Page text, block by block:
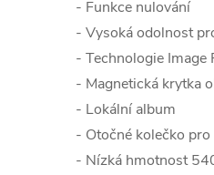
- Funkce nulování
- Vysoká odolnost
- Technologie Image
- Magnetická krytka
- Lokální album
- Otočné kolečko
- Nízká hmotnost